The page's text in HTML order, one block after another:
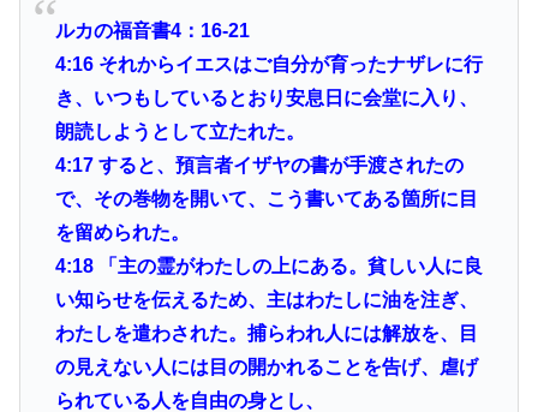
ルカの福音書4：16-21
4:16 それからイエスはご自分が育ったナザレに行
き、いつもしているとおり安息日に会堂に入り、
朗読しようとして立たれた。
4:17 すると、預言者イザヤの書が手渡されたの
で、その巻物を開いて、こう書いてある箇所に目
を留められた。
4:18
「主の霊がわたしの上にある。貧しい人に良
い知らせを伝えるため、主はわたしに油を注ぎ、
わたしを遣わされた。捕らわれ人には解放を、目
の見えない人には目の開かれることを告げ、虐げ
られている人を自由の身とし、